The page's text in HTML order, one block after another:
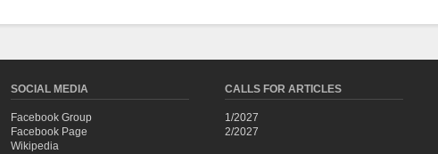
SOCIAL MEDIA
Facebook Group
Facebook Page
Wikipedia
CALLS FOR ARTICLES
1/2027
2/2027